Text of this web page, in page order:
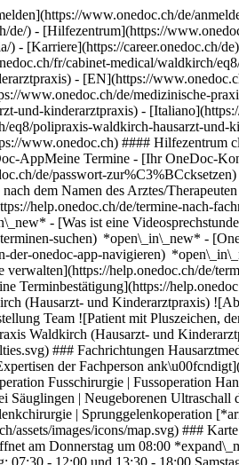
www.onedoc.ch/de/
) - [Hilfezentrum](https://
) - [Karriere](https://career.onedoc.ch/de)
fr/cabinet-medical/waldkirch/
- [EN](https://
www.onedoc.ch/de/medizinische-
und-kinderarztpraxis) -
polipraxis-waldkirch-hausarzt-und-
www.onedoc.ch) #### Hilfezentrum
AppMeine Termine - [Ihr OneDoc-
de/passwort-
dem Namen des Arztes/
help.onedoc.ch/de/termine-nach-
- [Was ist eine
suchen) *open\_in\_new* -
onedoc-app-navigieren)
Fachrichtungen Hausarztmedizin (Allgemeinmedizin) Orthopädische Chirurgie Pädiatrie [*arrow\_drop\_down*Mehr anzeigen](https://www.onedoc.ch) ![Mikroskop-Symbol, das die Expertisen der Fachperson ank\u00fcndigt](https://www.onedoc.ch/assets/images/icons/expertises.svg) ### Expertisen Chirurgische Arthroskopie Ellbogenarthroskopie Ellenbogenchirurgie | Ellenbogenoperation Fusschirurgie | Fussoperation Handgelenksarthroskopie Humane Papillomaviren Impfung (HPV) | Gebärmutterhalskrebsimpfung Hüftarthroskopie Hüftchirurgie | Hüftoperation Hüftultraschall bei Säuglingen | Neugeborenen Ultraschall der Hüfte Kniearthroskopie Kniechirurgie | Knieoperation Schulterarthroskopie Schulterchirurgie | Schulteroperation Sprunggelenkarthroskopie Sprunggelenkchirurgie | Sprunggelenkoperation [*arrow\_drop\_down*Mehr anzeigen](https://www.onedoc.ch) ![Standortmarker, der Karte und Zugangsinformationen zur Praxis anzeigt](https://www.onedoc.ch/assets/images/icons/map.svg) ### Karte und Anreiseinformationen #### Polipraxis Waldkirch (Hausarzt- und Kinderarztpraxis) Dorfstrasse 6a 9205 Waldkirch #### Öffnungszeiten Derzeit geschlossen - Öffnet am Donnerstag um 08:00 *expand\_more* Montag: 07:30 - 12:00 und 13:30 - 18:00 Dienstag: 07:30 - 12:00 und 13:30 - 18:00 Mittwoch: 07:30 - 12:00 und 13:30 - 18:00 Donnerstag: 08:00 - 12:00 Freitag: 07:30 - 12:00 und 13:30 - 18:00 Samstag: 07:30 - 12:00 Sonntag: Geschlossen #### Polipraxis Gruppe [Polipraxis AG - Ihr medizinischer Grundversorger in der Ostschweiz](https://www.onedoc.ch/de/medizinische-zentren/gbgn/polipraxis-gruppe "Polipraxis AG - Ihr medizinischer Grundversorger in der Ostschweiz - Polipraxis Gruppe") #### Website [Zur Website *open\_in\_new*](https://www.polipraxis.ch/standorte/arztpraxis-waldkirch) ![Dokument-Symbol, das die Vorstellung der Praxis ankündigt](https://www.onedoc.ch/assets/images/icons/presentation.svg) ### Vorstellung der Einrichtung ## Herzlich willkommen in der Polipraxis Waldkirch Wir freuen uns Sie bei uns begrüssen zu dürfen! ## ​ ## Leistungen der Polipraxis Waldkirch __Hausarztmedizin__ - Hausärztliche Betreuung (Allgemeine Innere Medizin) - Traumatologie und Verletzung des Bewegungsapparates - Kleinchirurgie und Wundversorgungen - Röntgen - EKG, Lungenfunktion- und Sehtest - Blut- und Urinuntersuchungen - Psychologische Begleitung __Kinder- und Jugendmedizin__ - Diagnose und Therapie akuter und chronischer Krankheiten - Reguläre kinderärztliche Vorsorgeuntersuchungen - Impfberatung - Entwicklungsbeurteilungen - Beratung bei psychischen und sozialen Problemen - ADHD / ADS Beratung, Case Management (Aufmerksamkeitsdefizitsyndrom, POS) - Laboruntersuchungen (Blut, Urin, Stuhl) - Hörprüfung (Audiometrie) und Tympanometrie - Hör- und Sehtest (Visus) - Unfallmedizin inkl. Wundnaht - Sportmedizin - Frühkindliche Asthma-Abklärung - Allergologische Abklärung - Reiseberatung - Beratung bei Schul- und Sozialproblemen - Schulärztliche Untersuchung - Ernährungsberatung __Ultraschalldiagnostik__ - Gesamtes Abdomen inklusive Darmpathologie - Herniendiagnostik - Lunge, unter anderem Pneumonie, Pleuritis, Lungenembolie - Weichteile wie Sehnen, Muskeln und Differenzierung, Abszess / Cellulitis - Alle Gelenke und para-arikulären Strukturen - Gefässe: Tiefe und oberflächliche Arm- und Beinvenenthrombose - Interventionen: Punktionen und Infiltrationen von Gelenken, Abszessen und Bursitiden, insbesondere bei Bursitis __Fahreignungsabklärung__ Stufe 1: Kontrolluntersuchung von >70-jährigen Inhaber\*innen eines Führerausweises. __Präventionsmedizin__ - Vorsorgeuntersuchungen / Gesundheits-Screenings - Beratung zu Lebensstilfragen - Impfungen [*arrow\_drop\_down*Mehr anzeigen](https://www.onedoc.ch) [](https://assets.onedoc.ch/images/entities/